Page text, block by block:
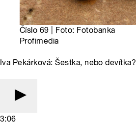
Číslo 69 | Foto: Fotobanka
Profimedia
Iva Pekárková: Šestka, nebo devítka?
3:06